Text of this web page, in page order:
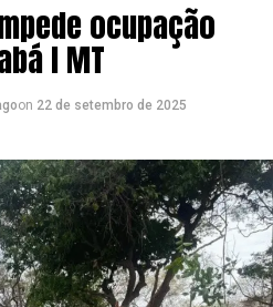
ocupação
I MT
on 22 de setembro de 2025